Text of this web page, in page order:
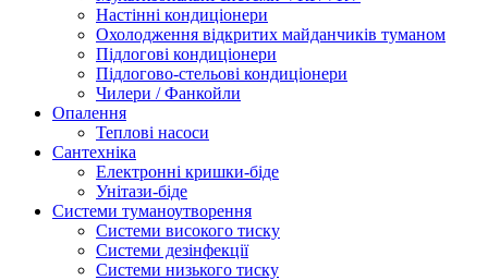
Настінні кондиціонери
Охолодження відкритих майданчиків туманом
Підлогові кондиціонери
Підлогово-стельові кондиціонери
Чилери / Фанкойли
Опалення
Теплові насоси
Сантехніка
Електронні кришки-біде
Унітази-біде
Системи туманоутворення
Системи високого тиску
Системи дезінфекції
Системи низького тиску